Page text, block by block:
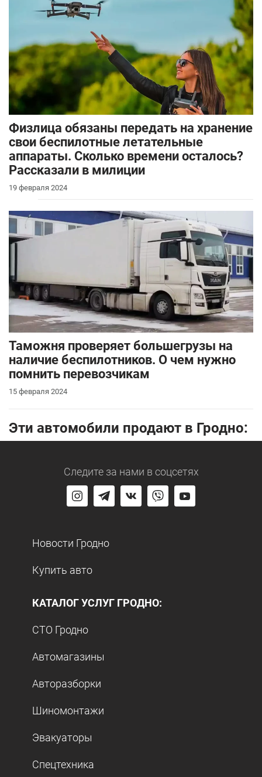
Физлица обязаны передать на хранение
свои беспилотные летательные
аппараты. Сколько времени осталось?
Рассказали в милиции
19 февраля 2024
Таможня проверяет большегрузы на
наличие беспилотников. О чем нужно
помнить перевозчикам
15 февраля 2024
Эти автомобили продают в Гродно:
Следите за нами в соцсетях
Новости Гродно
Купить авто
КАТАЛОГ УСЛУГ ГРОДНО:
СТО Гродно
Автомагазины
Авторазборки
Шиномонтажи
Эвакуаторы
Спецтехника